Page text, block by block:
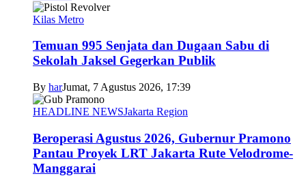
Kilas Metro
Temuan 995 Senjata dan Dugaan Sabu di
Sekolah Jaksel Gegerkan Publik
By harJumat, 7 Agustus 2026, 17:39
HEADLINE NEWSJakarta Region
Beroperasi Agustus 2026, Gubernur Pramono
Pantau Proyek LRT Jakarta Rute Velodrome-
Manggarai